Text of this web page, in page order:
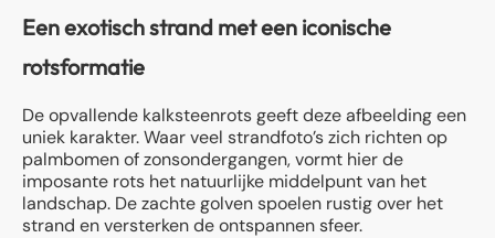
Een exotisch strand met een iconische
rotsformatie
De opvallende kalksteenrots geeft deze afbeelding een
uniek karakter. Waar veel strandfoto’s zich richten op
palmbomen of zonsondergangen, vormt hier de
imposante rots het natuurlijke middelpunt van het
landschap. De zachte golven spoelen rustig over het
strand en versterken de ontspannen sfeer.